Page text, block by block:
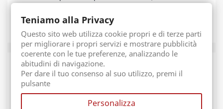
naturale, profumata fatta BENE grazie!
thumb_up 0 thumb_down 0 flag
07/02/24, 21:55
Teniamo alla Privacy
Questo sito web utilizza cookie propri e di terze parti
per migliorare i propri servizi e mostrare pubblicità
coerente con le tue preferenze, analizzando le
abitudini di navigazione.
Per dare il tuo consenso al suo utilizzo, premi il
pulsante
Personalizza